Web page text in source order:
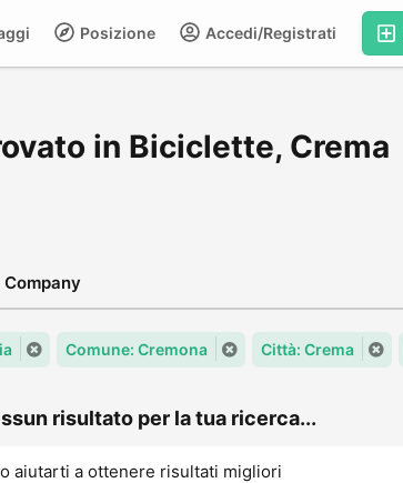
Accedi/Registrati
Posizione
in Biciclette, Crema
Company
Comune: Cremona Città: Crema
risultato per la tua ricerca...
aiutarti a ottenere risultati migliori